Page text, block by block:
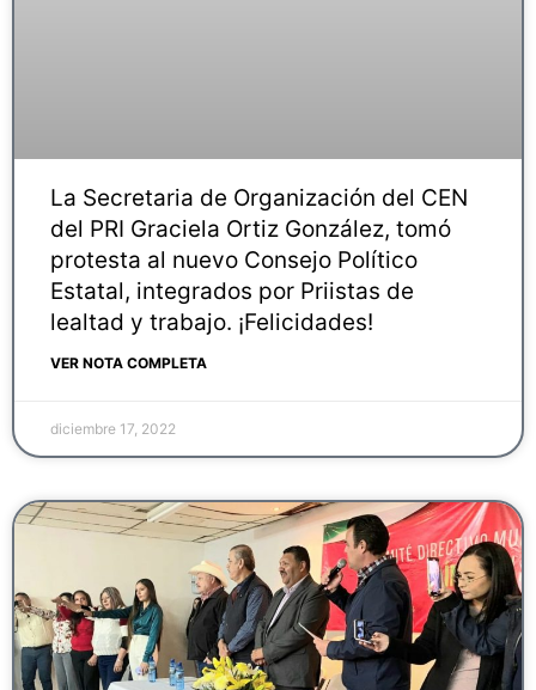
La Secretaria de Organización del CEN
del PRI Graciela Ortiz González, tomó
protesta al nuevo Consejo Político
Estatal, integrados por Priistas de
lealtad y trabajo. ¡Felicidades!
VER NOTA COMPLETA
diciembre 17, 2022